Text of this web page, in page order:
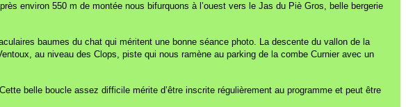
environ 550 m de montée nous bifurquons à l’ouest vers le Jas du Piè Gros, belle bergerie
baumes du chat qui méritent une bonne séance photo. La descente du vallon de la
au niveau des Clops, piste qui nous ramène au parking de la combe Curnier avec un
belle boucle assez difficile mérite d’être inscrite régulièrement au programme et peut être